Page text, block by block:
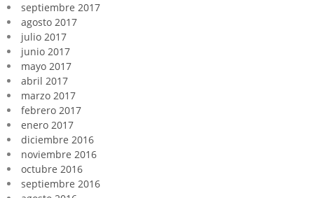
septiembre 2017
agosto 2017
julio 2017
junio 2017
mayo 2017
abril 2017
marzo 2017
febrero 2017
enero 2017
diciembre 2016
noviembre 2016
octubre 2016
septiembre 2016